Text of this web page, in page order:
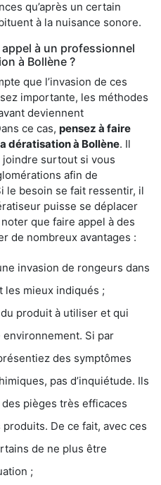
qu’après un certain
à la nuisance sonore.
à un professionnel
à Bollène ?
que l’invasion de ces
importante, les méthodes
deviennent
ce cas, pensez à faire
dératisation à Bollène. Il
surtout si vous
afin de
le besoin se fait ressentir, il
puisse se déplacer
que faire appel à des
de nombreux avantages :
invasion de rongeurs dans
les mieux indiqués ;
produit à utiliser et qui
Si par
des symptômes
pas d’inquiétude. Ils
pièges très efficaces
De ce fait, avec ces
de ne plus être
;